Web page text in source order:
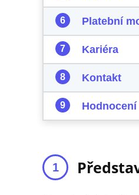
Platební
Kariéra
Kontakt
Hodnocení